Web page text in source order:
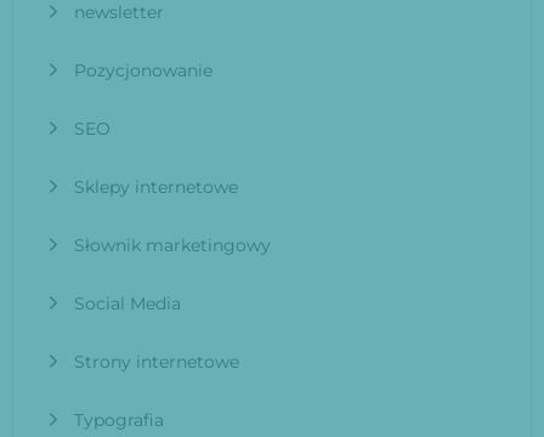
newsletter
Pozycjonowanie
SEO
Sklepy internetowe
Słownik marketingowy
Social Media
Strony internetowe
Typografia